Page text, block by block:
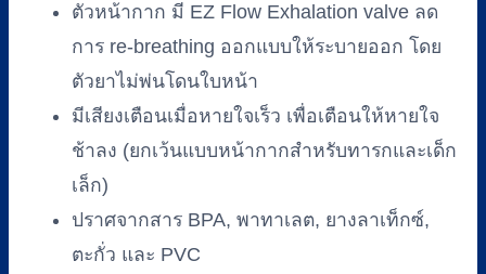
ตัวหน้ากาก มี EZ Flow Exhalation valve ลด
การ re-breathing ออกแบบให้ระบายออก โดย
ตัวยาไม่พ่นโดนใบหน้า
มีเสียงเตือนเมื่อหายใจเร็ว เพื่อเตือนให้หายใจ
ช้าลง (ยกเว้นแบบหน้ากากสำหรับทารกและเด็ก
เล็ก)
ปราศจากสาร BPA, พาทาเลต, ยางลาเท็กซ์,
ตะกั่ว และ PVC